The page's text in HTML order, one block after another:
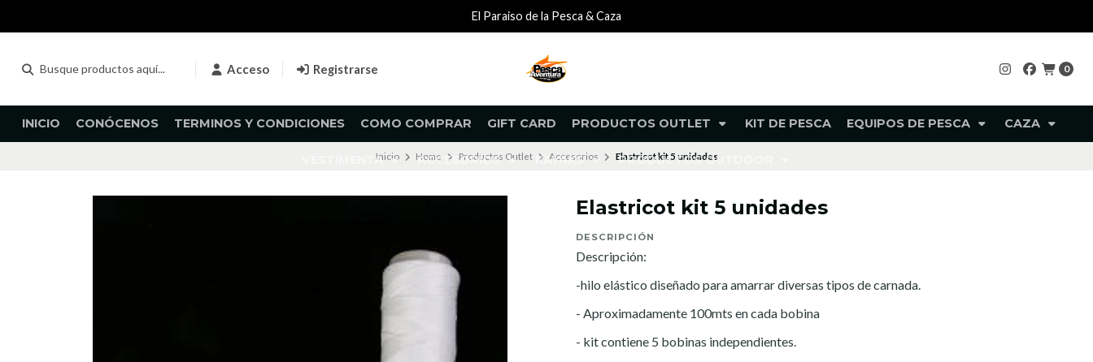
Acceso Registrarse 0
INICIO CONÓCENOS TERMINOS Y CONDICIONES COMO COMPRAR GIFT CARD PRODUCTOS OUTLET KIT DE PESCA EQUIPOS DE PESCA CAZA
VESTIMENTA ACCESORIOS KAYAKS PRODUCTOS OUTDOOR
El Paraiso de la Pesca & Caza
Inicio Home Productos Outlet Accesorios Elastricot kit 5 unidades
Elastricot kit 5 unidades
DESCRIPCIÓN
Descripción:
-hilo elástico diseñado para amarrar diversas tipos de carnada.
- Aproximadamente 100mts en cada bobina
- kit contiene 5 bobinas independientes.